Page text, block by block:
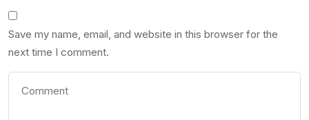
Save my name, email, and website in this browser for the
next time I comment.